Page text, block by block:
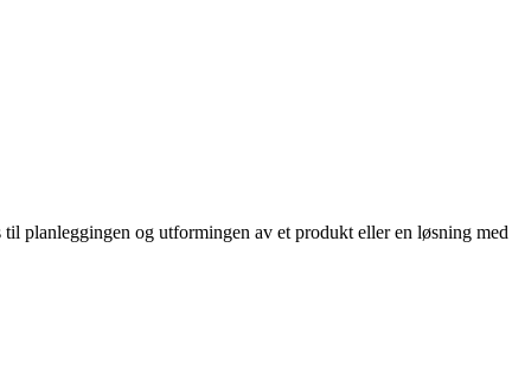
planleggingen og utformingen av et produkt eller en løsning med